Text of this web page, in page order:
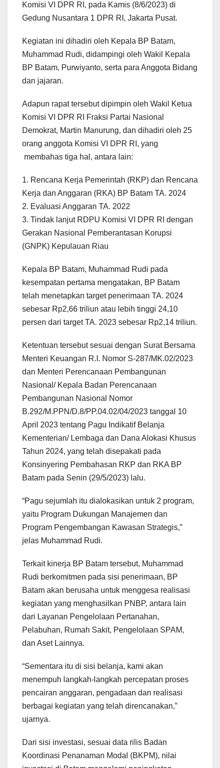
Komisi VI DPR RI, pada Kamis (8/6/2023) di
Gedung Nusantara 1 DPR RI, Jakarta Pusat.
Kegiatan ini dihadiri oleh Kepala BP Batam,
Muhammad Rudi, didampingi oleh Wakil Kepala
BP Batam, Purwiyanto, serta para Anggota Bidang
dan jajaran.
Adapun rapat tersebut dipimpin oleh Wakil Ketua
Komisi VI DPR RI Fraksi Partai Nasional
Demokrat, Martin Manurung, dan dihadiri oleh 25
orang anggota Komisi VI DPR RI, yang
membahas tiga hal, antara lain:
1. Rencana Kerja Pemerintah (RKP) dan Rencana
Kerja dan Anggaran (RKA) BP Batam TA. 2024
2. Evaluasi Anggaran TA. 2022
3. Tindak lanjut RDPU Komisi VI DPR RI dengan
Gerakan Nasional Pemberantasan Korupsi
(GNPK) Kepulauan Riau
Kepala BP Batam, Muhammad Rudi pada
kesempatan pertama mengatakan, BP Batam
telah menetapkan target penerimaan TA. 2024
sebesar Rp2,66 triliun atau lebih tinggi 24,10
persen dari target TA. 2023 sebesar Rp2,14 triliun.
Ketentuan tersebut sesuai dengan Surat Bersama
Menteri Keuangan R.I. Nomor S-287/MK.02/2023
dan Menteri Perencanaan Pembangunan
Nasional/ Kepala Badan Perencanaan
Pembangunan Nasional Nomor
B.292/M.PPN/D.8/PP.04.02/04/2023 tanggal 10
April 2023 tentang Pagu Indikatif Belanja
Kementerian/ Lembaga dan Dana Alokasi Khusus
Tahun 2024, yang telah disepakati pada
Konsinyering Pembahasan RKP dan RKA BP
Batam pada Senin (29/5/2023) lalu.
“Pagu sejumlah itu dialokasikan untuk 2 program,
yaitu Program Dukungan Manajemen dan
Program Pengembangan Kawasan Strategis,”
jelas Muhammad Rudi.
Terkait kinerja BP Batam tersebut, Muhammad
Rudi berkomitmen pada sisi penerimaan, BP
Batam akan berusaha untuk menggesa realisasi
kegiatan yang menghasilkan PNBP, antara lain
dari Layanan Pengelolaan Pertanahan,
Pelabuhan, Rumah Sakit, Pengelolaan SPAM,
dan Aset Lainnya.
“Sementara itu di sisi belanja, kami akan
menempuh langkah-langkah percepatan proses
pencairan anggaran, pengadaan dan realisasi
berbagai kegiatan yang telah direncanakan,”
ujarnya.
Dari sisi investasi, sesuai data rilis Badan
Koordinasi Penanaman Modal (BKPM), nilai